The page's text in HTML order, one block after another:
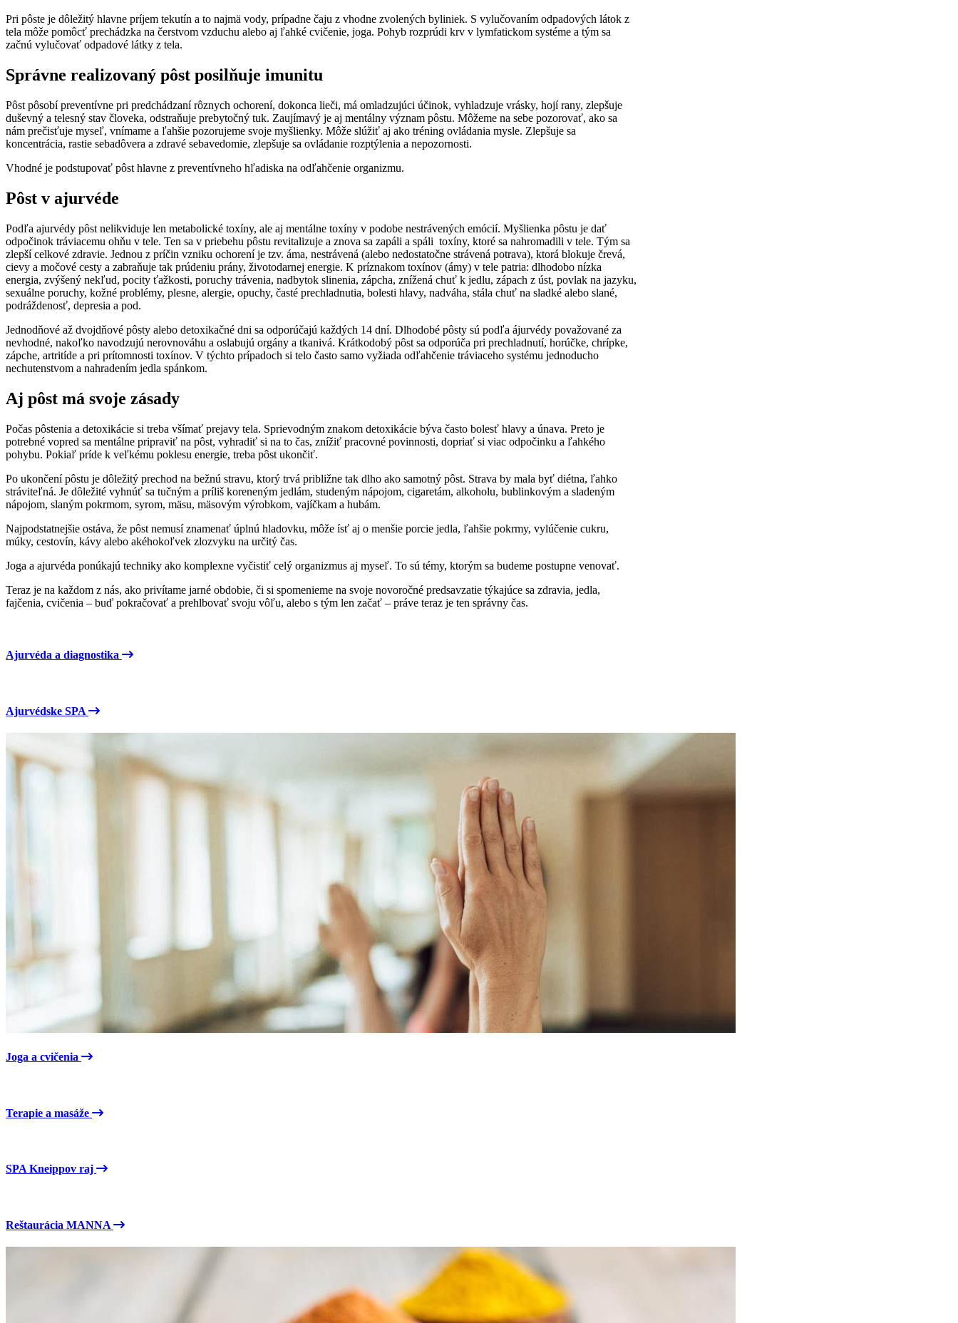
Pri pôste je dôležitý hlavne príjem tekutín a to najmä vody, prípadne čaju z vhodne zvolených byliniek. S vylučovaním odpadových látok z
tela môže pomôcť prechádzka na čerstvom vzduchu alebo aj ľahké cvičenie, joga. Pohyb rozprúdi krv v lymfatickom systéme a tým sa
začnú vylučovať odpadové látky z tela.
Správne realizovaný pôst posilňuje imunitu
Pôst pôsobí preventívne pri predchádzaní rôznych ochorení, dokonca lieči, má omladzujúci účinok, vyhladzuje vrásky, hojí rany, zlepšuje
duševný a telesný stav človeka, odstraňuje prebytočný tuk. Zaujímavý je aj mentálny význam pôstu. Môžeme na sebe pozorovať, ako sa
nám prečisťuje myseľ, vnímame a ľahšie pozorujeme svoje myšlienky. Môže slúžiť aj ako tréning ovládania mysle. Zlepšuje sa
koncentrácia, rastie sebadôvera a zdravé sebavedomie, zlepšuje sa ovládanie rozptýlenia a nepozornosti.
Vhodné je podstupovať pôst hlavne z preventívneho hľadiska na odľahčenie organizmu.
Pôst v ajurvéde
Podľa ajurvédy pôst nelikviduje len metabolické toxíny, ale aj mentálne toxíny v podobe nestrávených emócií. Myšlienka pôstu je dať
odpočinok tráviacemu ohňu v tele. Ten sa v priebehu pôstu revitalizuje a znova sa zapáli a spáli toxíny, ktoré sa nahromadili v tele. Tým sa
zlepší celkové zdravie. Jednou z príčin vzniku ochorení je tzv. áma, nestrávená (alebo nedostatočne strávená potrava), ktorá blokuje črevá,
cievy a močové cesty a zabraňuje tak prúdeniu prány, životodarnej energie. K príznakom toxínov (ámy) v tele patria: dlhodobo nízka
energia, zvýšený nekľud, pocity ťažkosti, poruchy trávenia, nadbytok slinenia, zápcha, znížená chuť k jedlu, zápach z úst, povlak na jazyku,
sexuálne poruchy, kožné problémy, plesne, alergie, opuchy, časté prechladnutia, bolesti hlavy, nadváha, stála chuť na sladké alebo slané,
podráždenosť, depresia a pod.
Jednodňové až dvojdňové pôsty alebo detoxikačné dni sa odporúčajú každých 14 dní. Dlhodobé pôsty sú podľa ájurvédy považované za
nevhodné, nakoľko navodzujú nerovnováhu a oslabujú orgány a tkanivá. Krátkodobý pôst sa odporúča pri prechladnutí, horúčke, chrípke,
zápche, artritíde a pri prítomnosti toxínov. V týchto prípadoch si telo často samo vyžiada odľahčenie tráviaceho systému jednoducho
nechutenstvom a nahradením jedla spánkom.
Aj pôst má svoje zásady
Počas pôstenia a detoxikácie si treba všímať prejavy tela. Sprievodným znakom detoxikácie býva často bolesť hlavy a únava. Preto je
potrebné vopred sa mentálne pripraviť na pôst, vyhradiť si na to čas, znížiť pracovné povinnosti, dopriať si viac odpočinku a ľahkého
pohybu. Pokiaľ príde k veľkému poklesu energie, treba pôst ukončiť.
Po ukončení pôstu je dôležitý prechod na bežnú stravu, ktorý trvá približne tak dlho ako samotný pôst. Strava by mala byť diétna, ľahko
stráviteľná. Je dôležité vyhnúť sa tučným a príliš koreneným jedlám, studeným nápojom, cigaretám, alkoholu, bublinkovým a sladeným
nápojom, slaným pokrmom, syrom, mäsu, mäsovým výrobkom, vajíčkam a hubám.
Najpodstatnejšie ostáva, že pôst nemusí znamenať úplnú hladovku, môže ísť aj o menšie porcie jedla, ľahšie pokrmy, vylúčenie cukru,
múky, cestovín, kávy alebo akéhokoľvek zlozvyku na určitý čas.
Joga a ajurvéda ponúkajú techniky ako komplexne vyčistiť celý organizmus aj myseľ. To sú témy, ktorým sa budeme postupne venovať.
Teraz je na každom z nás, ako privítame jarné obdobie, či si spomenieme na svoje novoročné predsavzatie týkajúce sa zdravia, jedla,
fajčenia, cvičenia – buď pokračovať a prehlbovať svoju vôľu, alebo s tým len začať – práve teraz je ten správny čas.
Ajurvéda a diagnostika
Ajurvédske SPA
Joga a cvičenia
Terapie a masáže
SPA Kneippov raj
Reštaurácia MANNA